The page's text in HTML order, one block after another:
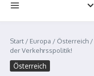
Start / Europa / Österreich /
der Verkehrsspolitik!
Österreich